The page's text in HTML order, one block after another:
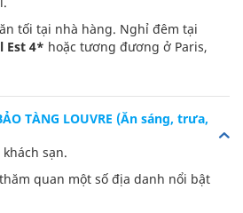
tối tại nhà hàng. Nghỉ đêm tại
Est 4* hoặc tương đương ở Paris,
TÀNG LOUVRE (Ăn sáng, trưa,
sạn.
quan một số địa danh nổi bật